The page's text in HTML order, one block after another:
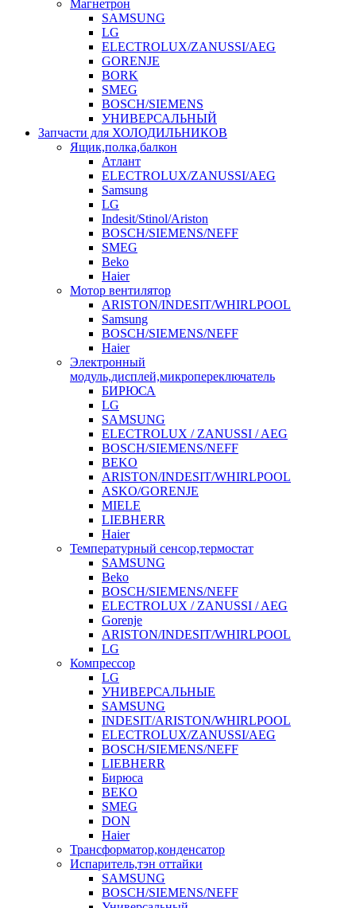
Магнетрон
SAMSUNG
LG
ELECTROLUX/ZANUSSI/AEG
GORENJE
BORK
SMEG
BOSCH/SIEMENS
УНИВЕРСАЛЬНЫЙ
Запчасти для ХОЛОДИЛЬНИКОВ
Ящик,полка,балкон
Атлант
ELECTROLUX/ZANUSSI/AEG
Samsung
LG
Indesit/Stinol/Ariston
BOSCH/SIEMENS/NEFF
SMEG
Beko
Haier
Мотор вентилятор
ARISTON/INDESIT/WHIRLPOOL
Samsung
BOSCH/SIEMENS/NEFF
Haier
Электронный
модуль,дисплей,микропереключатель
БИРЮСА
LG
SAMSUNG
ELECTROLUX / ZANUSSI / AEG
BOSCH/SIEMENS/NEFF
BEKO
ARISTON/INDESIT/WHIRLPOOL
ASKO/GORENJE
MIELE
LIEBHERR
Haier
Температурный сенсор,термостат
SAMSUNG
Beko
BOSCH/SIEMENS/NEFF
ELECTROLUX / ZANUSSI / AEG
Gorenje
ARISTON/INDESIT/WHIRLPOOL
LG
Компрессор
LG
УНИВЕРСАЛЬНЫЕ
SAMSUNG
INDESIT/ARISTON/WHIRLPOOL
ELECTROLUX/ZANUSSI/AEG
BOSCH/SIEMENS/NEFF
LIEBHERR
Бирюса
BEKO
SMEG
DON
Haier
Трансформатор,конденсатор
Испаритель,тэн оттайки
SAMSUNG
BOSCH/SIEMENS/NEFF